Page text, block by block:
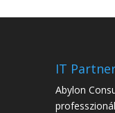
IT
Abylon